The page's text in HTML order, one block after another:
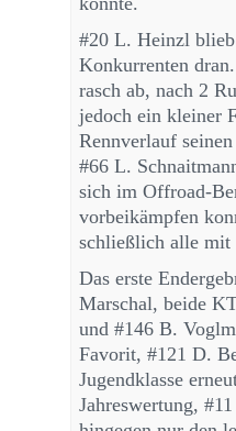
#20 L. Heinzl
Konkurrenten
rasch ab, nach 2
jedoch ein kleiner
Rennverlauf
#66 L.
sich im Offroad-
vorbeikämpfen
schließlich alle mit
Das erste
Marschal, beide
und #146 B.
Favorit, #121 D.
Jugendklasse
Jahreswertung,